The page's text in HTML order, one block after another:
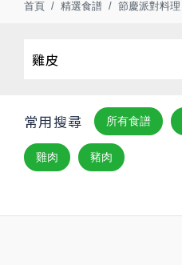
首頁 精選食譜 節慶派對料理
常用搜尋 所有食譜
雞肉 豬肉